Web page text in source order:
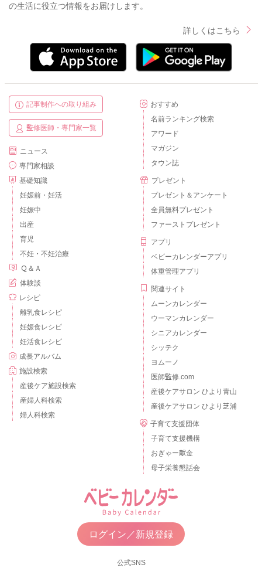
の生活に役立つ情報をお届けします。
詳しくはこちら
記事制作への取り組み
監修医師・専門家一覧
ニュース
専門家相談
基礎知識
妊娠前・妊活
妊娠中
出産
育児
不妊・不妊治療
Ｑ＆Ａ
体験談
レシピ
離乳食レシピ
妊娠食レシピ
妊活食レシピ
成長アルバム
施設検索
産後ケア施設検索
産婦人科検索
婦人科検索
おすすめ
名前ランキング検索
アワード
マガジン
タウン誌
プレゼント
プレゼント＆アンケート
全員無料プレゼント
ファーストプレゼント
アプリ
ベビーカレンダーアプリ
体重管理アプリ
関連サイト
ムーンカレンダー
ウーマンカレンダー
シニアカレンダー
シッテク
ヨムーノ
医師監修.com
産後ケアサロン ひより青山
産後ケアサロン ひより芝浦
子育て支援団体
子育て支援機構
おぎゃー献金
母子栄養懇話会
ログイン／新規登録
公式SNS